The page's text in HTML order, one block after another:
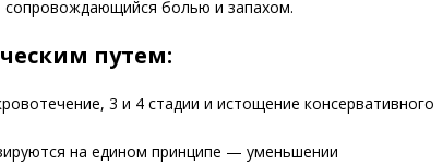
болью и запахом.
путем:
3 и 4 стадии и истощение консервативного
на едином принципе — уменьшении